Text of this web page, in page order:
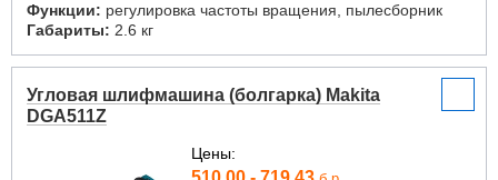
Функции: регулировка частоты вращения, пылесборник
Габариты: 2.6 кг
Угловая шлифмашина (болгарка) Makita
DGA511Z
Цены: